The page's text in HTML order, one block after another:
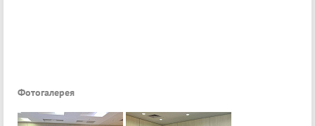
Фотогалерея